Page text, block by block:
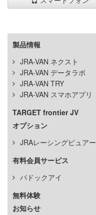
製品情報
JRA-VAN ネクスト
JRA-VAN データラボ
JRA-VAN TRY
JRA-VAN スマホアプリ
TARGET frontier JV
オプション
JRAレーシングビュアー
有料会員サービス
パドックアイ
無料体験
お知らせ